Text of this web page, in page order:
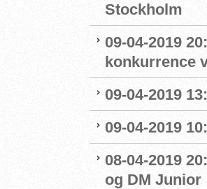
Stockholm
09-04-2019
konkurrence
09-04-2019
09-04-2019
08-04-2019
og DM Junior